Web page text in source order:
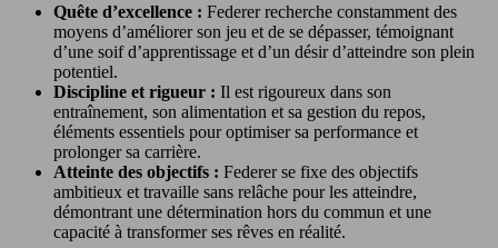
Quête d’excellence : Federer recherche constamment des
moyens d’améliorer son jeu et de se dépasser, témoignant
d’une soif d’apprentissage et d’un désir d’atteindre son plein
potentiel.
Discipline et rigueur : Il est rigoureux dans son
entraînement, son alimentation et sa gestion du repos,
éléments essentiels pour optimiser sa performance et
prolonger sa carrière.
Atteinte des objectifs : Federer se fixe des objectifs
ambitieux et travaille sans relâche pour les atteindre,
démontrant une détermination hors du commun et une
capacité à transformer ses rêves en réalité.